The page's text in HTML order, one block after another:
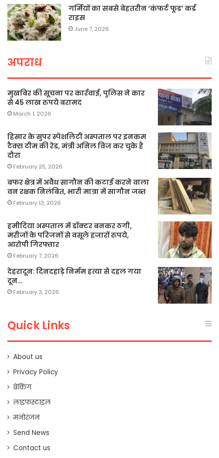
गर्मियों का सबसे बेहतरीन ‘कंफर्ट फूड’ कर्ड
राइस
June 7, 2026
अपराध
मुखबिर की सूचना पर कार्रवाई, पुलिस ने कार
से 45 लाख रुपये बरामद
March 1, 2026
हिसार के सुपर स्पेशलिटी अस्पताल पर इनकम
टैक्स टीम की रेड, मंत्री अनिल विज कर चुके हैं
दौरा
February 25, 2026
बफर क्षेत्र में अवैध सागौन की कटाई करने वाला
वन रक्षक निलंबित, भारी मात्रा में सागौन जब्त
February 13, 2026
हमीदिया अस्पताल में डॉक्टर बनकर ठगी,
मरीजों के परिजनों से वसूले हजारों रुपये,
आरोपी गिरफ्तार
February 7, 2026
देहरादून: दिनदहाड़े निर्मम हत्या से दहल गया
दून…
February 3, 2026
Quick Links
About us
Privacy Policy
ब्रेकिंग
लाइफस्टाइल
मनोरंजन
Send News
Contact us